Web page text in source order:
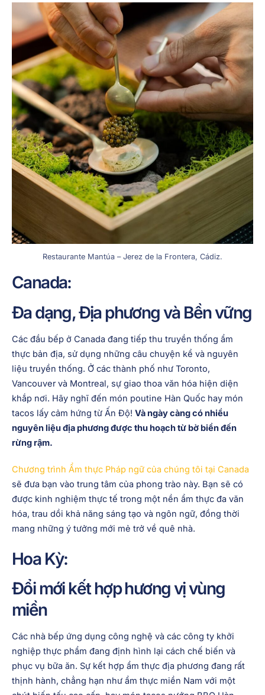
Restaurante Mantúa – Jerez de la Frontera, Cádiz.
Canada:
Đa dạng, Địa phương và Bền vững
Các đầu bếp ở Canada đang tiếp thu truyền thống ẩm
thực bản địa, sử dụng những câu chuyện kể và nguyên
liệu truyền thống. Ở các thành phố như Toronto,
Vancouver và Montreal, sự giao thoa văn hóa hiện diện
khắp nơi. Hãy nghĩ đến món poutine Hàn Quốc hay món
tacos lấy cảm hứng từ Ấn Độ! Và ngày càng có nhiều
nguyên liệu địa phương được thu hoạch từ bờ biển đến
rừng rậm.
Chương trình Ẩm thực Pháp ngữ của chúng tôi tại Canada
sẽ đưa bạn vào trung tâm của phong trào này. Bạn sẽ có
được kinh nghiệm thực tế trong một nền ẩm thực đa văn
hóa, trau dồi khả năng sáng tạo và ngôn ngữ, đồng thời
mang những ý tưởng mới mẻ trở về quê nhà.
Hoa Kỳ:
Đổi mới kết hợp hương vị vùng
miền
Các nhà bếp ứng dụng công nghệ và các công ty khởi
nghiệp thực phẩm đang định hình lại cách chế biến và
phục vụ bữa ăn. Sự kết hợp ẩm thực địa phương đang rất
thịnh hành, chẳng hạn như ẩm thực miền Nam với một